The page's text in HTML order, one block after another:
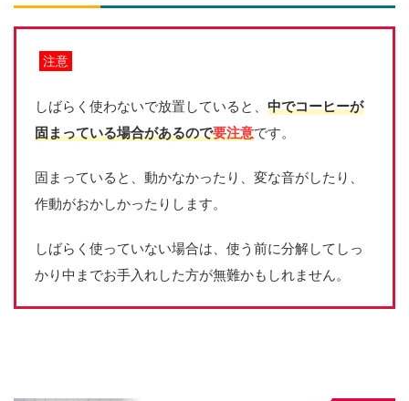
注意
しばらく使わないで放置していると、 中でコーヒーが
固まっている場合があるので要注意です。
固まっていると、動かなかったり、変な音がしたり、
作動がおかしかったりします。
しばらく使っていない場合は、使う前に分解してしっ
かり中までお手入れした方が無難かもしれません。